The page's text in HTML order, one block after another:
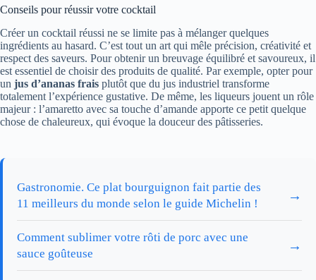
Conseils pour réussir votre cocktail
Créer un cocktail réussi ne se limite pas à mélanger quelques
ingrédients au hasard. C’est tout un art qui mêle précision, créativité et
respect des saveurs. Pour obtenir un breuvage équilibré et savoureux, il
est essentiel de choisir des produits de qualité. Par exemple, opter pour
un jus d’ananas frais plutôt que du jus industriel transforme
totalement l’expérience gustative. De même, les liqueurs jouent un rôle
majeur : l’amaretto avec sa touche d’amande apporte ce petit quelque
chose de chaleureux, qui évoque la douceur des pâtisseries.
Gastronomie. Ce plat bourguignon fait partie des
11 meilleurs du monde selon le guide Michelin !
→
Comment sublimer votre rôti de porc avec une
sauce goûteuse
→